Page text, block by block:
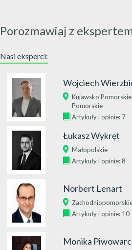
Porozmawiaj z
Nasi eksperci:
Wojciech
Kujawsko Pomorskie,
Pomorskie
Artykuły i opinie: 7
Łukasz Wykręt
Małopolskie
Artykuły i opinie: 8
Norbert Lenart
Artykuły i opinie: 10
Monika